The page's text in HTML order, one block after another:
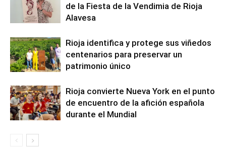
de la Fiesta de la Vendimia de Rioja
Alavesa
Rioja identifica y protege sus viñedos
centenarios para preservar un
patrimonio único
Rioja convierte Nueva York en el punto
de encuentro de la afición española
durante el Mundial